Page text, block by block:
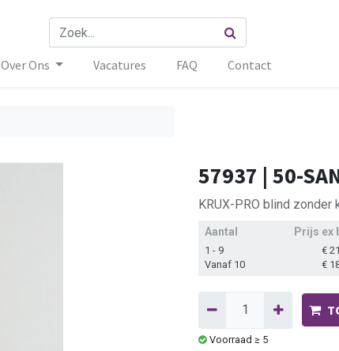
Over Ons Vacatures FAQ Contact
57937 | 50-
KRUX-PRO blind zonder
Aantal Prijs ex
1 - 9 €
Vanaf 10
€
Voorraad ≥ 5